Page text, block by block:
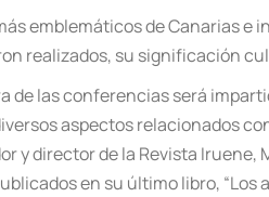
s emblemáticos de Canarias e
realizados, su significación
de las conferencias será
aspectos relacionados
director de la Revista Iruene,
en su último libro, “Los